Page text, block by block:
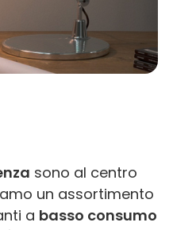
sono al centro
un assortimento
a basso consumo